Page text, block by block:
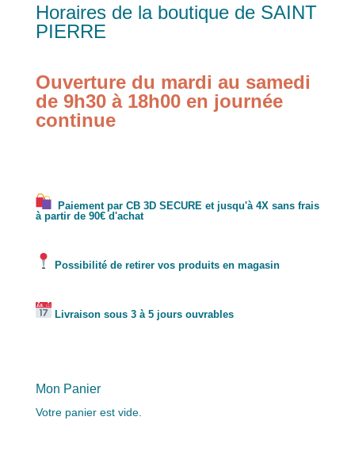
Horaires de la boutique de SAINT
PIERRE
Ouverture du mardi au samedi
de 9h30 à 18h00 en journée
continue
Paiement par CB 3D SECURE et jusqu'à 4X sans frais
à partir de 90€ d'achat
Possibilité de retirer vos produits en magasin
Livraison sous 3 à 5 jours ouvrables
Mon Panier
Votre panier est vide.